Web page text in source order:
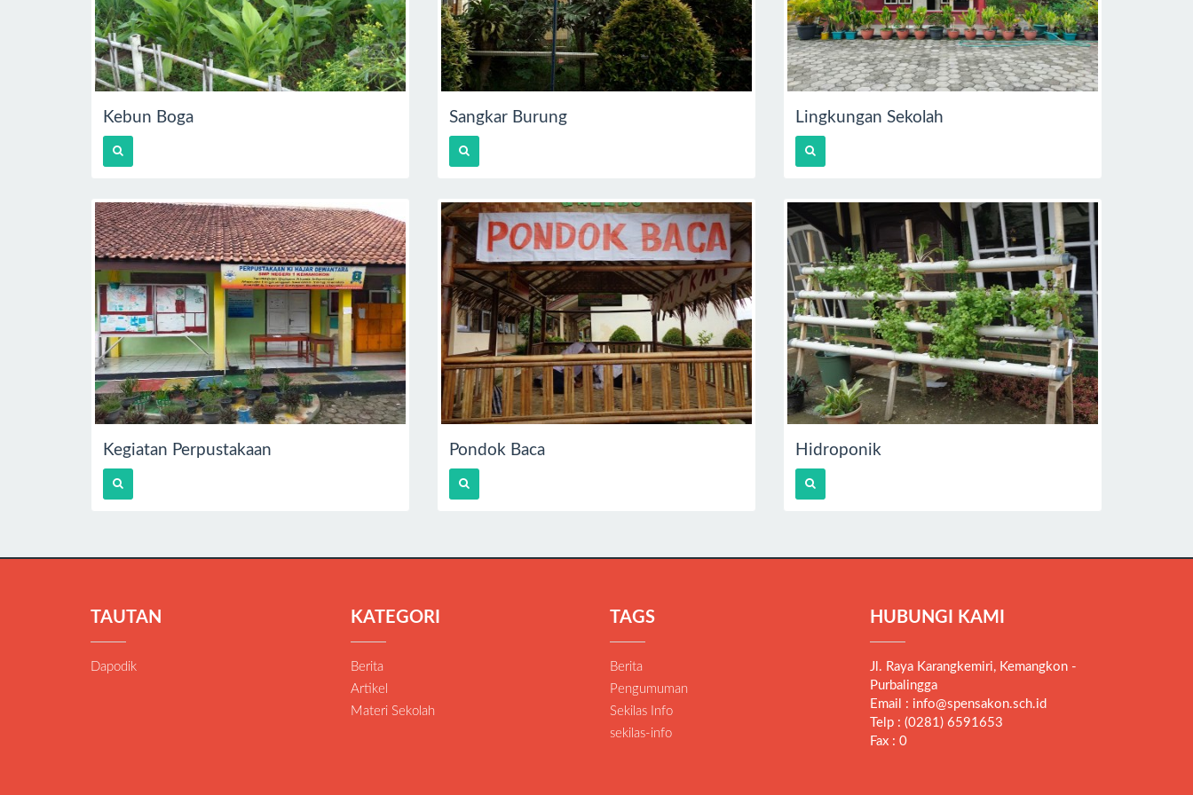
Kebun Boga Sangkar Burung Lingkungan Sekolah
Kegiatan Perpustakaan Pondok Baca Hidroponik
TAUTAN
Dapodik
KATEGORI
Berita
Artikel
Materi Sekolah
TAGS
Berita
Pengumuman
Sekilas Info
sekilas-info
HUBUNGI KAMI
Jl. Raya Karangkemiri, Kemangkon -
Purbalingga
Email : info@spensakon.sch.id
Telp : (0281) 6591653
Fax : 0